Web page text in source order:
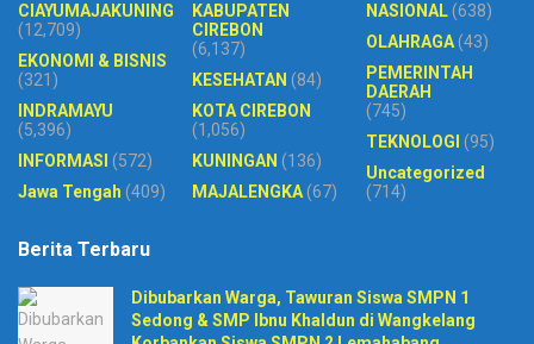
CIAYUMAJAKUNING
(12,709)
EKONOMI & BISNIS
(321)
INDRAMAYU
(5,396)
INFORMASI (572)
Jawa Tengah (409)
KABUPATEN
CIREBON
(6,137)
KESEHATAN (84)
KOTA CIREBON
(1,056)
KUNINGAN (136)
MAJALENGKA(67)
NASIONAL(638)
OLAHRAGA(43)
PEMERINTAH
DAERAH
(745)
TEKNOLOGI (95)
Uncategorized
(714)
Berita Terbaru
Dibubarkan Warga, Tawuran Siswa SMPN 1
Sedong & SMP Ibnu Khaldun di Wangkelang